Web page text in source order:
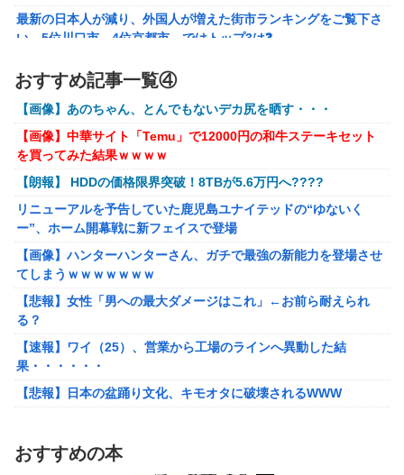
【ガンダムＷ】あのメンツのなかでは比較的常識のあるほう
なのがデュオだよね
【ウマ娘】コミケで配布予定だった非公式グッズ「オグリキ
ャップタマモクロスアクリル定規」意外(?)な落とし穴によ
り配布を撤回することに…
【にじさんじ】石神がミームを堪能しとる
最新の日本人が減り、外国人が増えた街市ランキングをご覧下さ
い→5位川口市、4位京都市、ではトップ3は❓
生・・・
【画像あり】インフルエンサー「20歳でアルファード一括で買え
ちゃう私って素敵」
【悲報】太鼓の達人、お馴染みのフォントの使用料が年間6万か
ら年間320万になったので変更に
フリマ民「あと500円値下げ出来ませんか」ワイ「ほ～い購入
ｗ」
【動画】甲子園の女性審判、大誤審で炎上
【画像】女さん、ミニ過ぎる浴衣を着た写真を投稿して叩かれる
ｗｗｗｗ
【悲報】坂口杏里を家に住ませてあげた結果ｗｗｗｗ
【朗報】Vtuber界、新たなる『弱男の姫』が爆誕ｗｗｗｗｗｗｗ
ｗｗｗｗ
【悲報】30代女性「クソッ！特殊詐欺でお金取られた…」
「FF10の名シーン」←思い浮かべたもの
おすすめ記事一覧④
【画像】あのちゃん、とんでもないデカ尻を晒す・・・
【画像】中華サイト「Temu」で12000円の和牛ステーキセット
を買ってみた結果ｗｗｗｗ
【朗報】 HDDの価格限界突破！8TBが5.6万円へ????
リニューアルを予告していた鹿児島ユナイテッドの“ゆないく
ー”、ホーム開幕戦に新フェイスで登場
【画像】ハンターハンターさん、ガチで最強の新能力を登場させ
てしまうｗｗｗｗｗｗｗ
【悲報】女性「男への最大ダメージはこれ」←お前ら耐えられ
る？
【速報】ワイ（25）、営業から工場のラインへ異動した結
果・・・・・・
【悲報】日本の盆踊り文化、キモオタに破壊されるWWW
【艦これ】でもイベントのたびに思うんだ 空母機動部隊ってクソ
おすすめの本